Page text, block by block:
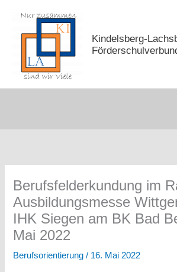
springen
Kindelsberg-
Berufsfelderkundung im
Ausbildungsmesse
IHK Siegen am BK Bad
Mai 2022
Berufsorientierung / 16. Mai 2022